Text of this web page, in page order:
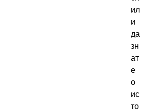
ил
и
да
зн
ат
е
о
ис
то